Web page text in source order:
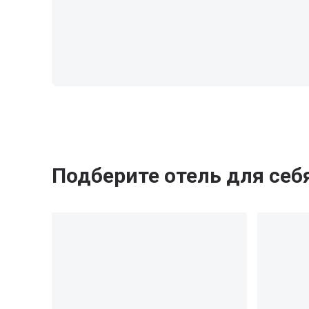
Подберите отель для